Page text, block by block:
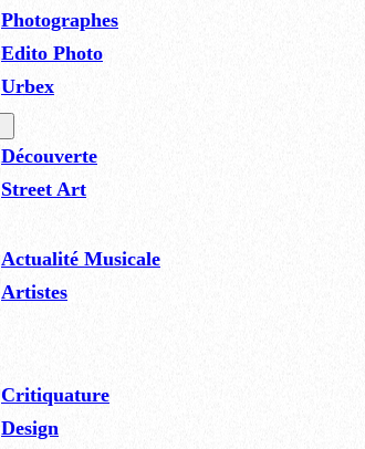
Photographes
Edito Photo
Urbex
Découverte
Street Art
Actualité Musicale
Artistes
Critiquature
Design